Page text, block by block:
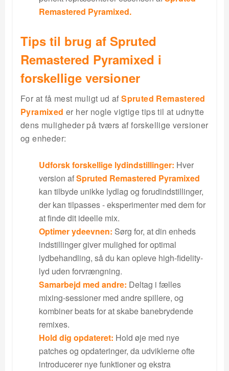
Remastered Pyramixed.
Tips til brug af Spruted
Remastered Pyramixed i
forskellige versioner
For at få mest muligt ud afSpruted Remastered
Pyramixed er her nogle vigtige tips til at udnytte
dens muligheder på tværs af forskellige versioner
og enheder:
Udforsk forskellige lydindstillinger: Hver
version afSpruted Remastered Pyramixed
kan tilbyde unikke lydlag og forudindstillinger,
der kan tilpasses - eksperimenter med dem for
at finde dit ideelle mix.
Optimer ydeevnen: Sørg for, at din enheds
indstillinger giver mulighed for optimal
lydbehandling, så du kan opleve high-fidelity-
lyd uden forvrængning.
Samarbejd med andre: Deltag i fælles
mixing-sessioner med andre spillere, og
kombiner beats for at skabe banebrydende
remixes.
Hold dig opdateret: Hold øje med nye
patches og opdateringer, da udviklerne ofte
introducerer nye funktioner og ekstra